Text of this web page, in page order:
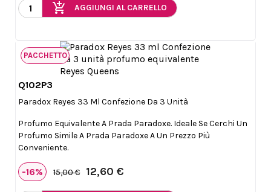
add_shopping_cart AGGIUNGI AL CARRELLO
Q102P3
Paradox Reyes 33 Ml Confezione Da 3 Unità
Profumo Equivalente A Prada Paradoxe. Ideale Se Cerchi Un
Profumo Simile A Prada Paradoxe A Un Prezzo Più
Conveniente.
-16% 15,00 € 12,60 €
PACCHETTO